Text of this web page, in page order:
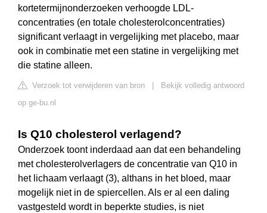
kortetermijnonderzoeken verhoogde LDL-
concentraties (en totale cholesterolconcentraties)
significant verlaagt in vergelijking met placebo, maar
ook in combinatie met een statine in vergelijking met
die statine alleen.
Verzoek tot verwijderen van bron
Bekijk volledig antwoord
op ge-bu.nl
Is Q10 cholesterol verlagend?
Onderzoek toont inderdaad aan dat een behandeling
met cholesterolverlagers de concentratie van Q10 in
het lichaam verlaagt (3), althans in het bloed, maar
mogelijk niet in de spiercellen. Als er al een daling
vastgesteld wordt in beperkte studies, is niet